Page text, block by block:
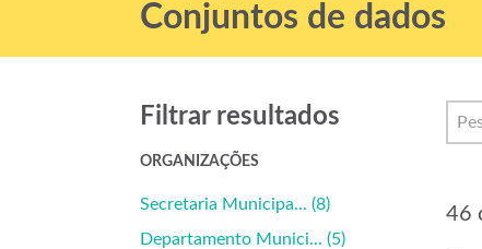
Conjuntos de dados
46
Filtrar resultados
ORGANIZAÇÕES
Secretaria Municipa... (8)
Departamento Munici... (5)